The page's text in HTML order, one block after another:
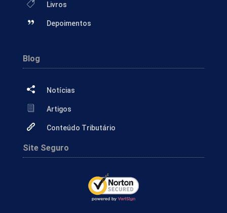
Livros
Depoimentos
Blog
Notícias
Artigos
Conteúdo Tributário
Site Seguro